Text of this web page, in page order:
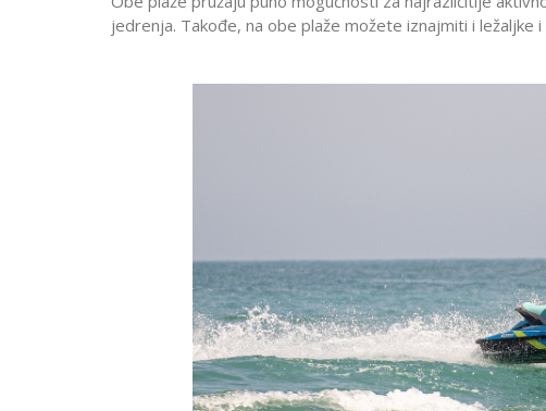
jedrenja. Takođe, na obe plaže možete iznajmiti i ležaljke